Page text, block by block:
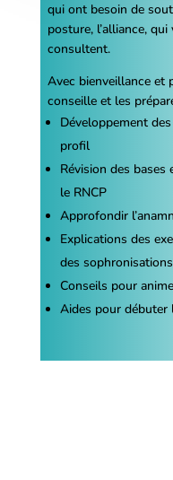
qui ont besoin de
posture, l’alliance,
consultent.
Avec bienveillance et
conseille et les
Développement
profil
Révision des bases
le RNCP
Approfondir
Explications des
des sophronisations
Conseils pour
Aides pour débuter